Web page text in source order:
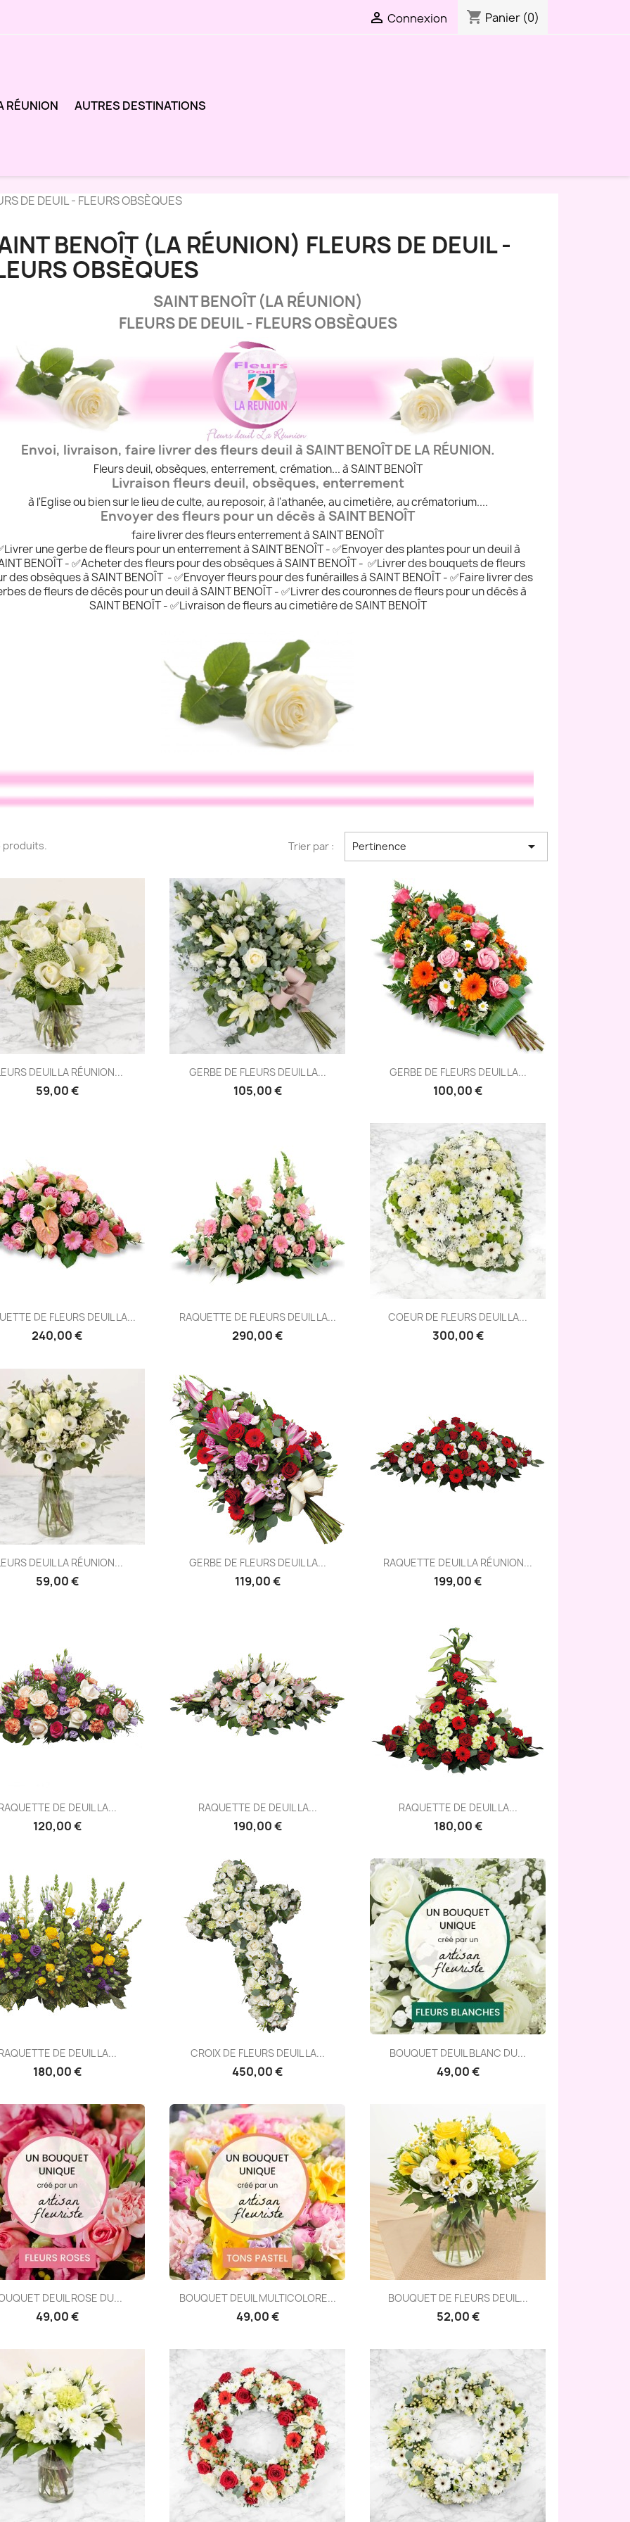
 Connexion shopping_cart Panier (0)
RÉUNION AUTRES DESTINATIONS
DE DEUIL - FLEURS OBSÈQUES
BENOÎT (LA RÉUNION) FLEURS DE DEUIL -
OBSÈQUES
SAINT BENOÎT (LA RÉUNION)
FLEURS DE DEUIL - FLEURS OBSÈQUES
Envoi, livraison, faire livrer des fleurs deuil à SAINT BENOÎT DE LA RÉUNION.
Fleurs deuil, obsèques, enterrement, crémation... à SAINT BENOÎT
Livraison fleurs deuil, obsèques, enterrement
à l'Eglise ou bien sur le lieu de culte, au reposoir, à l'athanée, au cimetière, au crématorium....
Envoyer des fleurs pour un décès à SAINT BENOÎT
faire livrer des fleurs enterrement à SAINT BENOÎT
une gerbe de fleurs pour un enterrement à SAINT BENOÎT - ✅Envoyer des plantes pour un deuil à
BENOÎT - ✅Acheter des fleurs pour des obsèques à SAINT BENOÎT - ✅Livrer des bouquets de fleurs
des obsèques à SAINT BENOÎT - ✅Envoyer fleurs pour des funérailles à SAINT BENOÎT - ✅Faire livrer des
de fleurs de décès pour un deuil à SAINT BENOÎT - ✅Livrer des couronnes de fleurs pour un décès à
SAINT BENOÎT - ✅Livraison de fleurs au cimetière de SAINT BENOÎT
produits. Trier par : Pertinence 
Aperçu rapide
DEUIL LA RÉUNION...
59,00 €
Aperçu rapide
GERBE DE FLEURS DEUIL LA...
105,00 €
Aperçu rapide
GERBE DE FLEURS DEUIL LA...
100,00 €
Aperçu rapide
DE FLEURS DEUIL LA...
240,00 €
Aperçu rapide
RAQUETTE DE FLEURS DEUIL LA...
290,00 €
Aperçu rapide
COEUR DE FLEURS DEUIL LA...
300,00 €
Aperçu rapide
DEUIL LA RÉUNION...
59,00 €
Aperçu rapide
GERBE DE FLEURS DEUIL LA...
119,00 €
Aperçu rapide
RAQUETTE DEUIL LA RÉUNION...
199,00 €
Aperçu rapide
DE DEUIL LA...
120,00 €
Aperçu rapide
RAQUETTE DE DEUIL LA...
190,00 €
Aperçu rapide
RAQUETTE DE DEUIL LA...
180,00 €
Aperçu rapide
DE DEUIL LA...
180,00 €
Aperçu rapide
CROIX DE FLEURS DEUIL LA...
450,00 €
Aperçu rapide
BOUQUET DEUIL BLANC DU...
49,00 €
 Aperçu rapide
DEUIL ROSE DU...
49,00 €
Aperçu rapide
BOUQUET DEUIL MULTICOLORE...
49,00 €
Aperçu rapide
BOUQUET DE FLEURS DEUIL...
52,00 €